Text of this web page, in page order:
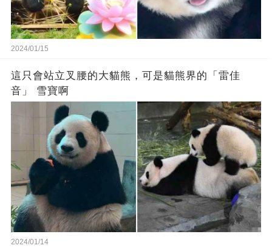
2024/01/15
這只會站立叉腰的大貓熊，可是貓熊界的「雷佳
音」 雪寶啊
2024/01/14